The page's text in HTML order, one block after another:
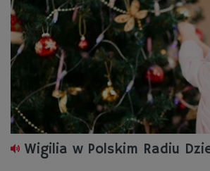
Wigilia w Polskim Radiu